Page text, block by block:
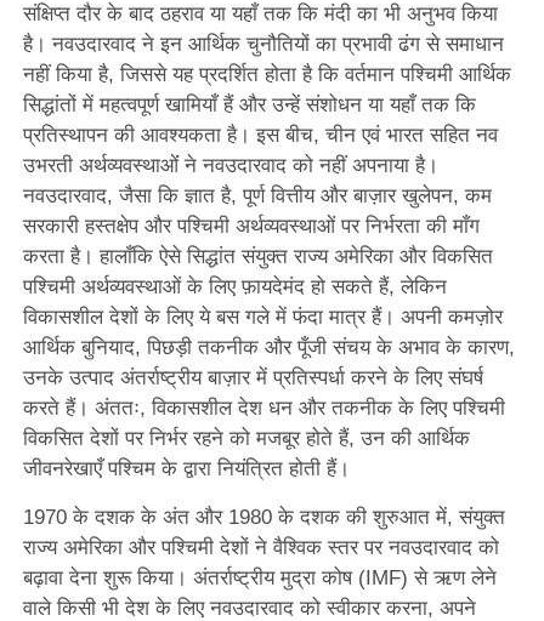
संक्षिप्त दौर के बाद ठहराव या यहाँ तक कि मंदी का भी अनुभव किया
है। नवउदारवाद ने इन आर्थिक चुनौतियों का प्रभावी ढंग से समाधान
नहीं किया है, जिससे यह प्रदर्शित होता है कि वर्तमान पश्चिमी आर्थिक
सिद्धांतों में महत्वपूर्ण खामियाँ हैं और उन्हें संशोधन या यहाँ तक कि
प्रतिस्थापन की आवश्यकता है। इस बीच, चीन एवं भारत सहित नव
उभरती अर्थव्यवस्थाओंं ने नवउदारवाद को नहीं अपनाया है।
नवउदारवाद, जैसा कि ज्ञात है, पूर्ण वित्तीय और बाज़ार खुलेपन, कम
सरकारी हस्तक्षेप और पश्चिमी अर्थव्यवस्थाओं पर निर्भरता की माँग
करता है। हालाँकि ऐसे सिद्धांत संयुक्त राज्य अमेरिका और विकसित
पश्चिमी अर्थव्यवस्थाओं के लिए फ़ायदेमंद हो सकते हैं, लेकिन
विकासशील देशों के लिए ये बस गले में फंदा मात्र हैं। अपनी कमज़ोर
आर्थिक बुनियाद, पिछड़ी तकनीक और पूँजी संचय के अभाव के कारण,
उनके उत्पाद अंतर्राष्ट्रीय बाज़ार में प्रतिस्पर्धा करने के लिए संघर्ष
करते हैं। अंततः, विकासशील देश धन और तकनीक के लिए पश्चिमी
विकसित देशों पर निर्भर रहने को मजबूर होते हैं, उन की आर्थिक
जीवनरेखाएँ पश्चिम के द्वारा नियंत्रित होती हैं।
1970 के दशक के अंत और 1980 के दशक की शुरुआत में, संयुक्त
राज्य अमेरिका और पश्चिमी देशों ने वैश्विक स्तर पर नवउदारवाद को
बढ़ावा देना शुरू किया। अंतर्राष्ट्रीय मुद्रा कोष (IMF) से ऋण लेने
वाले किसी भी देश के लिए नवउदारवाद को स्वीकार करना, अपने